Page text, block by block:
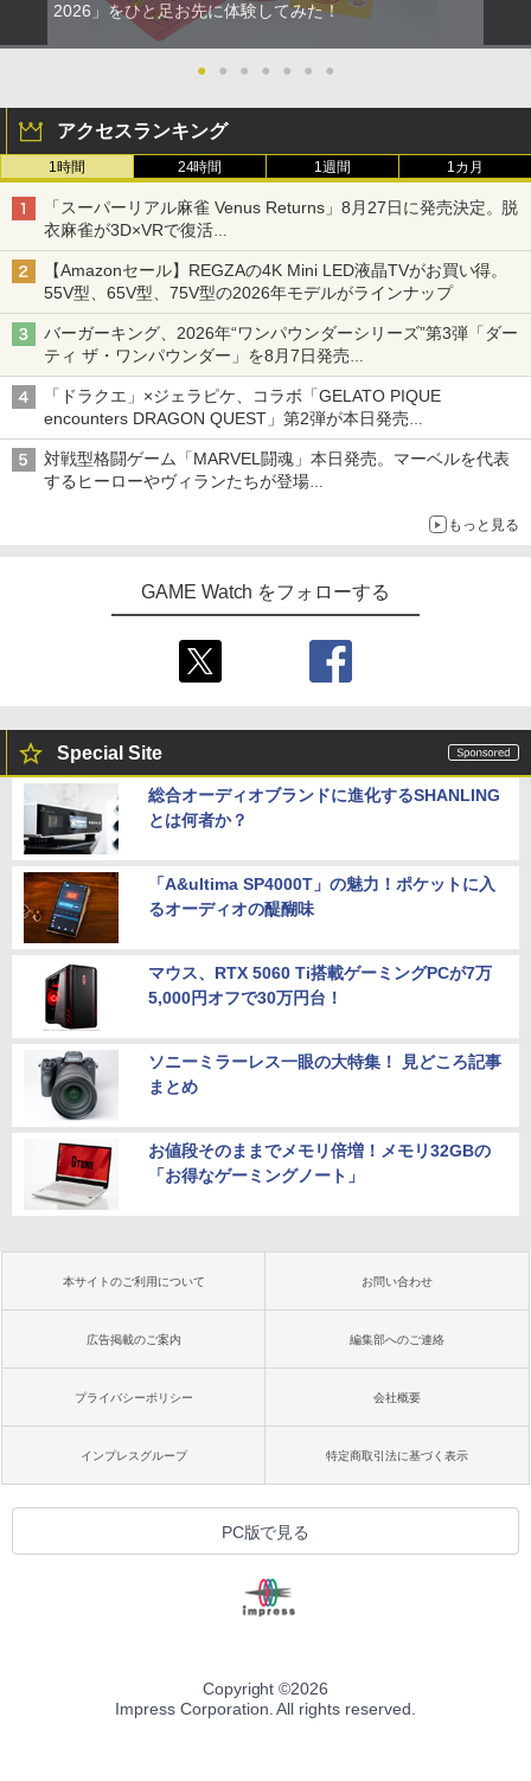
2026」をひと足お先に体験してみた！
● ● ● ● ● ● ●
アクセスランキング
1時間 24時間 1週間 1カ月
「スーパーリアル麻雀 Venus Returns」8月27日に発売決定。脱
衣麻雀が3D×VRで復活
発売から2週間は20%オフになるセールが実施
【Amazonセール】REGZAの4K Mini LED液晶TVがお買い得。
55V型、65V型、75V型の2026年モデルがラインナップ
バーガーキング、2026年“ワンパウンダーシリーズ”第3弾「ダー
ティ ザ・ワンパウンダー」を8月7日発売
「特製ガーリックマヨソース」を使用した超大型チーズバーガー
「ドラクエ」×ジェラピケ、コラボ「GELATO PIQUE
encounters DRAGON QUEST」第2弾が本日発売
アイスカップに入ったスライムやわたぼう、ベビーサタンなどが
オリジナルアートで登場
対戦型格闘ゲーム「MARVEL闘魂」本日発売。マーベルを代表
するヒーローやヴィランたちが登場
もっと見る
GAME Watch をフォローする
Special Site
総合オーディオブランドに進化するSHANLING
とは何者か？
「A&ultima SP4000T」の魅力！ポケットに入
るオーディオの醍醐味
マウス、RTX 5060 Ti搭載ゲーミングPCが7万
5,000円オフで30万円台！
ソニーミラーレス一眼の大特集！ 見どころ記事
まとめ
お値段そのままでメモリ倍増！メモリ32GBの
「お得なゲーミングノート」
本サイトのご利用について お問い合わせ
広告掲載のご案内 編集部へのご連絡
プライバシーポリシー 会社概要
インプレスグループ 特定商取引法に基づく表示
PC版で見る
Copyright ©2026
Impress Corporation. All rights reserved.